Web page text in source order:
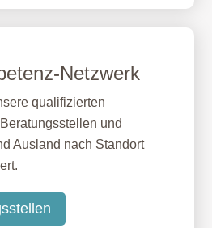
Netzwerk
qualifizierten
und
Ausland nach Standort